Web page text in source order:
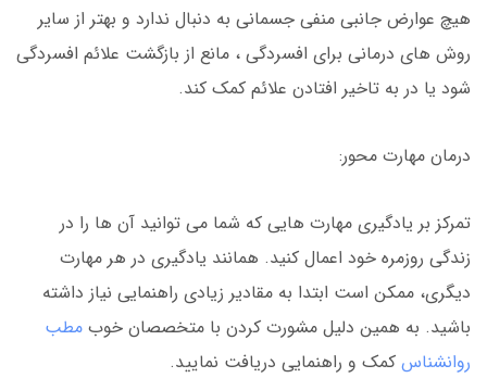
هیچ عوارض جانبی منفی جسمانی به دنبال ندارد و بهتر از سایر
روش های درمانی برای افسردگی ، مانع از بازگشت علائم افسردگی
شود یا در به تاخیر افتادن علائم کمک کند.
درمان مهارت محور:
تمرکز بر یادگیری مهارت هایی که شما می توانید آن ها را در
زندگی روزمره خود اعمال کنید. همانند یادگیری در هر مهارت
دیگری، ممکن است ابتدا به مقادیر زیادی راهنمایی نیاز داشته
باشید. به همین دلیل مشورت کردن با متخصصان خوب مطب
روانشناس کمک و راهنمایی دریافت نمایید.